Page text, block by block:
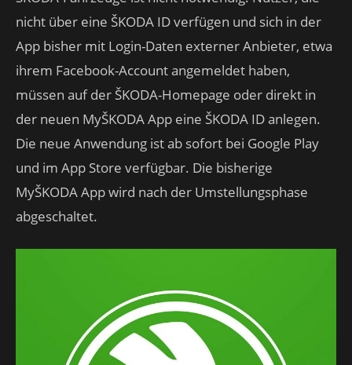
nicht über eine ŠKODA ID verfügen und sich in der
App bisher mit Login-Daten externer Anbieter, etwa
ihrem Facebook-Account angemeldet haben,
müssen auf der ŠKODA-Homepage oder direkt in
der neuen MyŠKODA App eine ŠKODA ID anlegen.
Die neue Anwendung ist ab sofort bei Google Play
und im App Store verfügbar. Die bisherige
MyŠKODA App wird nach der Umstellungsphase
abgeschaltet.